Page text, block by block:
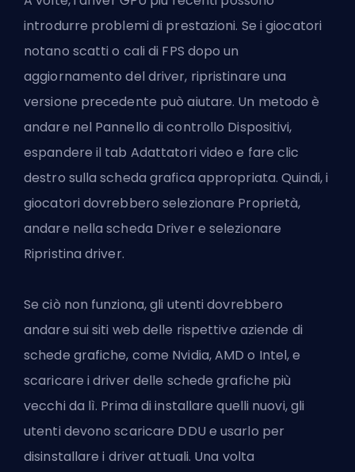
introdurre problemi di prestazioni. Se i giocatori
notano scatti o cali di FPS dopo un
aggiornamento del driver, ripristinare una
versione precedente può aiutare. Un metodo è
andare nel Pannello di controllo Dispositivi,
espandere il tab Adattatori video e fare clic
destro sulla scheda grafica appropriata. Quindi, i
giocatori dovrebbero selezionare Proprietà,
andare nella scheda Driver e selezionare
Ripristina driver.
Se ciò non funziona, gli utenti dovrebbero
andare sui siti web delle rispettive aziende di
schede grafiche, come Nvidia, AMD o Intel, e
scaricare i driver delle schede grafiche più
vecchi da lì. Prima di installare quelli nuovi, gli
utenti devono scaricare DDU e usarlo per
disinstallare i driver attuali. Una volta